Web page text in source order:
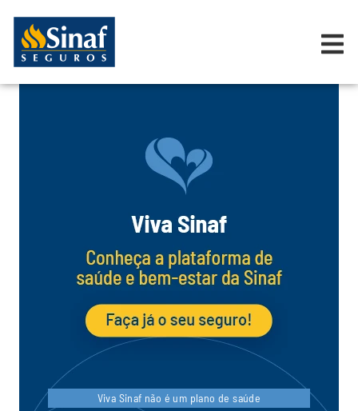
Viva Sinaf não é um plano de saúde